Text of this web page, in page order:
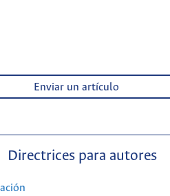
Enviar un artículo
Directrices para autores